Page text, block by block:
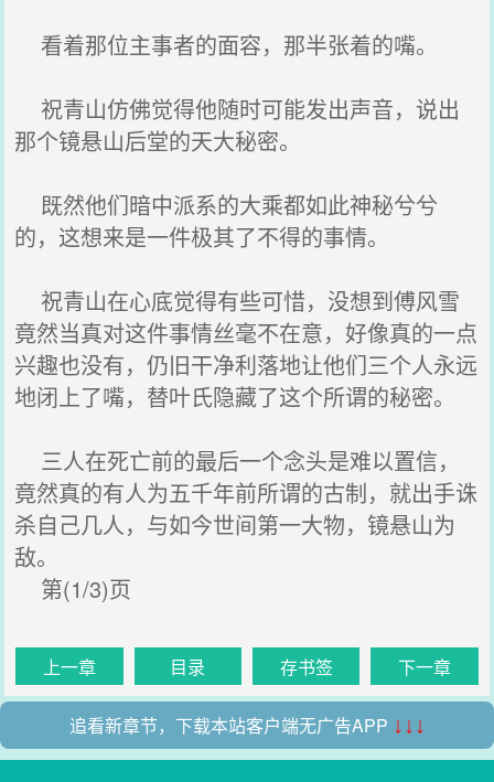
看着那位主事者的面容，那半张着的嘴。
祝青山仿佛觉得他随时可能发出声音，说出
那个镜悬山后堂的天大秘密。
既然他们暗中派系的大乘都如此神秘兮兮
的，这想来是一件极其了不得的事情。
祝青山在心底觉得有些可惜，没想到傅风雪
竟然当真对这件事情丝毫不在意，好像真的一点
兴趣也没有，仍旧干净利落地让他们三个人永远
地闭上了嘴，替叶氏隐藏了这个所谓的秘密。
三人在死亡前的最后一个念头是难以置信，
竟然真的有人为五千年前所谓的古制，就出手诛
杀自己几人，与如今世间第一大物，镜悬山为
敌。
第(1/3)页
上一章 目录 存书签 下一章
追看新章节，下载本站客户端无广告APP ↓↓↓